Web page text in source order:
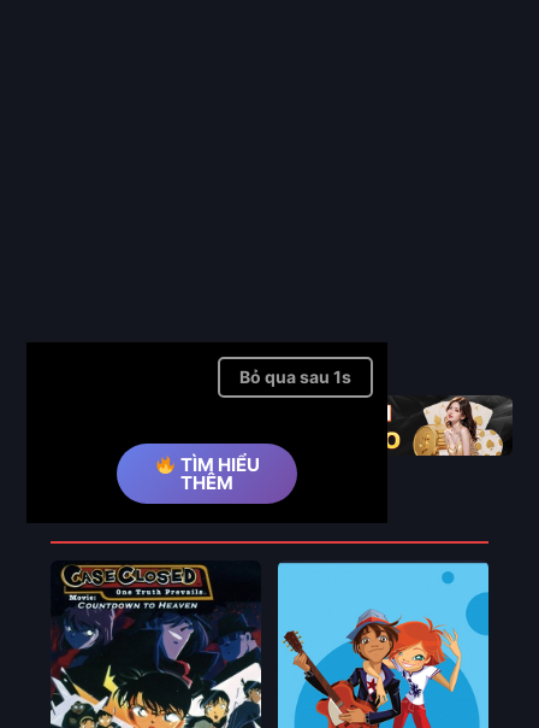
TÌM HIỂU
THÊM
Bỏ qua quảng cáo ➤
Full
Phim Liên Quan